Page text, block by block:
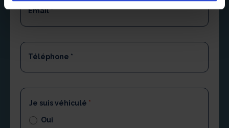
Email*
Téléphone *
Je suis véhiculé *
Oui